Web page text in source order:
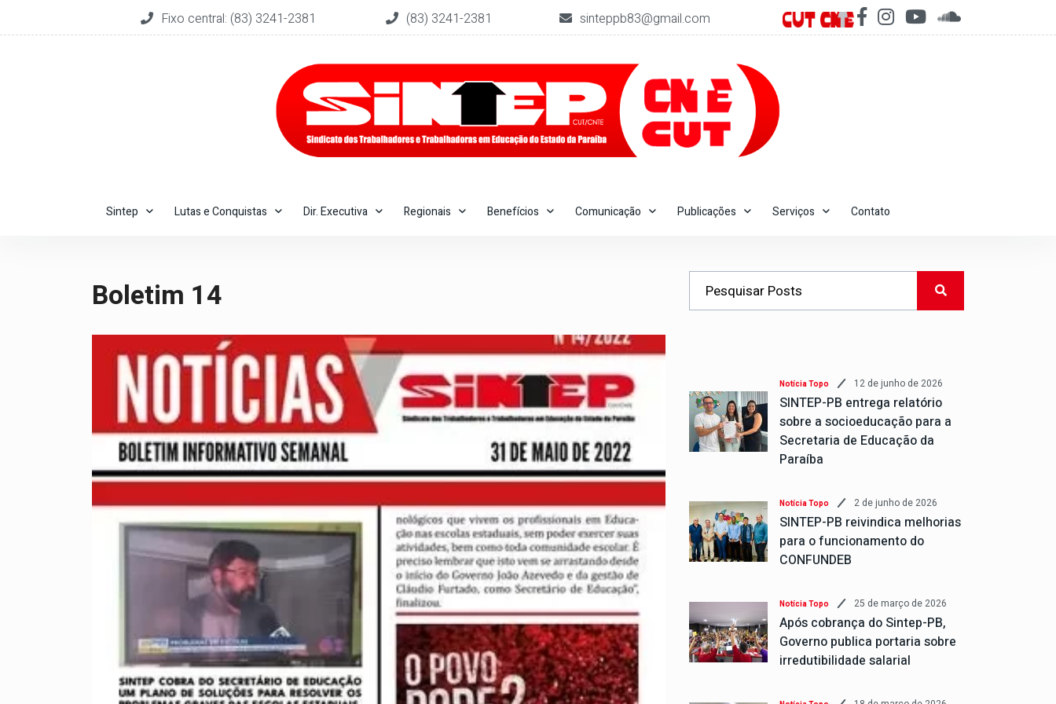
Fixo central: (83) 3241-2381 (83) 3241-2381 sinteppb83@gmail.com
Sintep Lutas e Conquistas Dir. Executiva Regionais Benefícios Comunicação Publicações Serviços Contato
Boletim 14
Notícia Topo 12 de junho de 2026
SINTEP-PB entrega relatório
sobre a socioeducação para a
Secretaria de Educação da
Paraíba
Notícia Topo 2 de junho de 2026
SINTEP-PB reivindica melhorias
para o funcionamento do
CONFUNDEB
Notícia Topo 25 de março de 2026
Após cobrança do Sintep-PB,
Governo publica portaria sobre
irredutibilidade salarial